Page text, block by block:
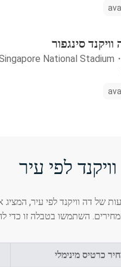
סינגפור
・
National Stadium
לפי עיר
של דה וויקנד לפי עיר,
השתמשו בטבלה זו כדי
כרטיס מינימלי